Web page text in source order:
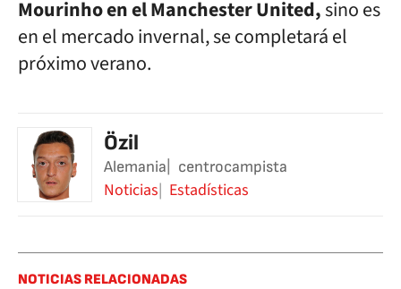
Mourinho en el Manchester United,sino es
en el mercado invernal, se completará el
próximo verano.
Özil
Alemania centrocampista
Noticias Estadísticas
NOTICIAS RELACIONADAS